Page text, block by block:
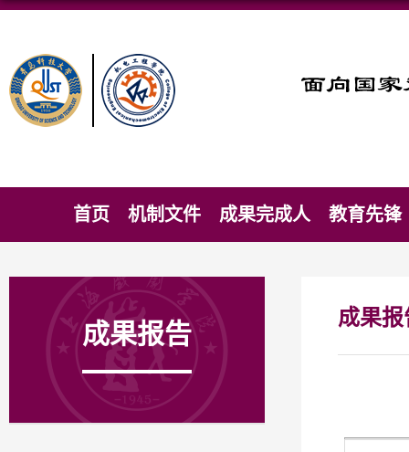
首页 机制文件 成果完成人 教育先锋
成果报告
成果报